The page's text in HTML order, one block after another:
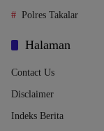
Polres Takalar
Halaman
Contact Us
Disclaimer
Indeks Berita